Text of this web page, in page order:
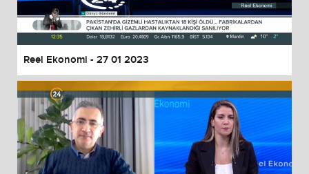
Reel Ekonomi - 27 01 2023